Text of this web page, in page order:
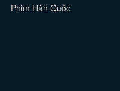
Phim Hàn Quốc